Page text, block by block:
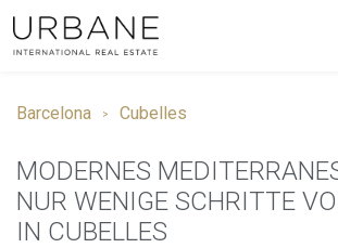
Barcelona Cubelles
MODERNES
NUR WENIGE SCHRITTE
IN CUBELLES